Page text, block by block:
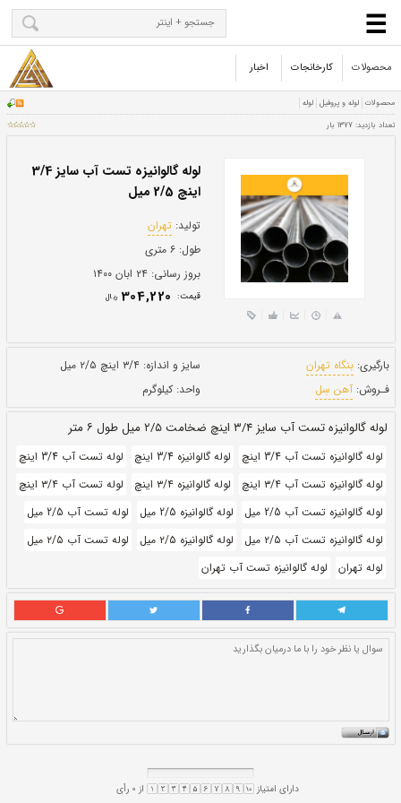
محصولات کارخانجات اخبار
اینچ 2/5 میل
تولید:
طول:۶ متری
بروز رسانی:۲۴ ابان ۱۴۰۰
قيمت: 304,220ريال
سایز و اندازه:۳/۴ اینچ ۲/۵ میل
واحد:کیلوگرم
لوله تست آب 3/4 اینچ